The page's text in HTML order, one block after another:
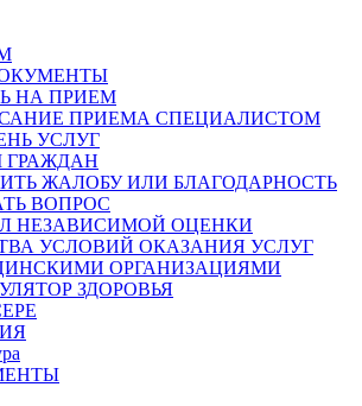
НА ПРИЕМ
ПРИЕМА СПЕЦИАЛИСТОМ
УСЛУГ
ГРАЖДАН
ЖАЛОБУ ИЛИ БЛАГОДАРНОСТЬ
ВОПРОС
НЕЗАВИСИМОЙ ОЦЕНКИ
УСЛОВИЙ ОКАЗАНИЯ УСЛУГ
ОРГАНИЗАЦИЯМИ
ЗДОРОВЬЯ